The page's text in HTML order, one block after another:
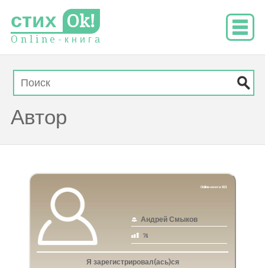
стих Ok!
O n l i n e - к н и г а
Автор
Online-книга 821
Андрей Смыков
74
Я зарегистрировал(ась)ся